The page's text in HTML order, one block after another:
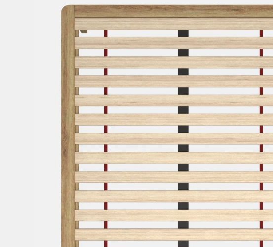
Phụ kiện tủ áo
Phụ kiện tủ bếp trên
Thùng đựng gạo
Bếp từ-Bếp hồng ngoại
Chậu rửa bát
Ray trượt – bản lề – tay nắm cửa
Phụ kiện tủ bếp dưới
Giá để bát đĩa đa năng
Giá để dao thớt
Kệ để chất tẩy rửa
Kệ gia vị
Kệ góc liên hoàn